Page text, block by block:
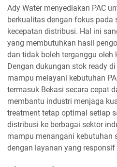
Ady Water menyediakan PAC
berkualitas dengan fokus pada
kecepatan distribusi. Hal ini
yang membutuhkan hasil
dan tidak boleh terganggu oleh
Dengan dukungan stok ready
mampu melayani kebutuhan
termasuk Bekasi secara cepat
membantu industri menjaga
treatment tetap optimal setiap
distribusi ke berbagai sektor
mampu menangani kebutuhan
dengan layanan yang responsif